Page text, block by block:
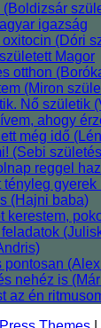
igazság
(Dóri
Magor
otthon
(Miron
Nő születik
ahogy
még idő
(Sebi
reggel
tényleg
(Hajni baba)
kerestem,
pontosan
nehéz is
az én